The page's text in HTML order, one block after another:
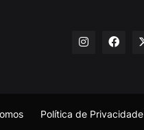
Política de Privacidade